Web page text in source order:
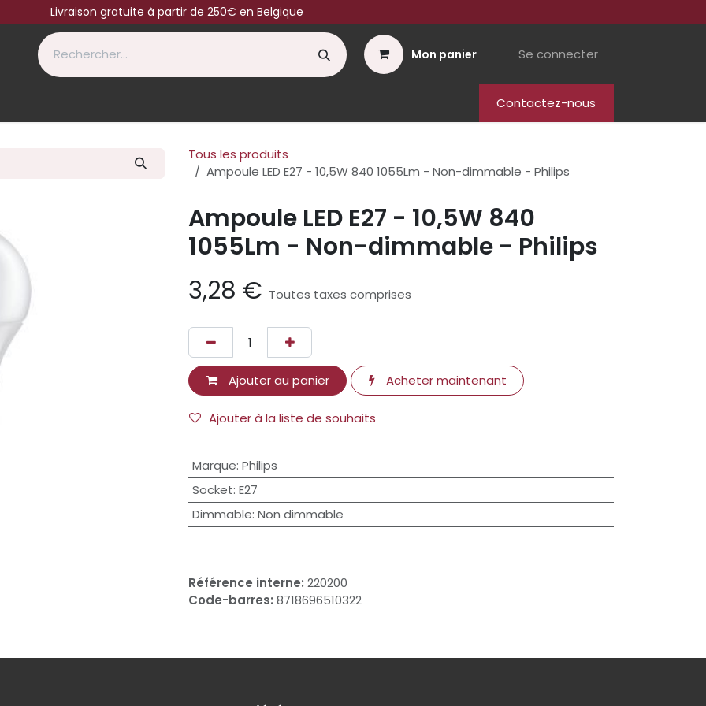
Livraison gratuite à partir de 250€ en Belgique
Mon panier Se connecter
Contactez-nous
Tous les produits
Ampoule LED E27 - 10,5W 840 1055Lm - Non-dimmable - Philips
Ampoule LED E27 - 10,5W 840
1055Lm - Non-dimmable - Philips
3,28 € Toutes taxes comprises
Ajouter au panier Acheter maintenant
Ajouter à la liste de souhaits
Marque: Philips
Socket: E27
Dimmable: Non dimmable
Référence interne: 220200
Code-barres: 8718696510322